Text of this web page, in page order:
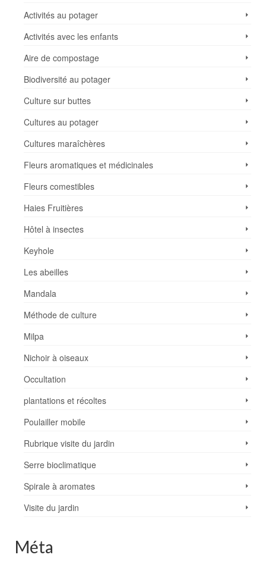
Activités au potager
Activités avec les enfants
Aire de compostage
Biodiversité au potager
Culture sur buttes
Cultures au potager
Cultures maraîchères
Fleurs aromatiques et médicinales
Fleurs comestibles
Haies Fruitières
Hôtel à insectes
Keyhole
Les abeilles
Mandala
Méthode de culture
Milpa
Nichoir à oiseaux
Occultation
plantations et récoltes
Poulailler mobile
Rubrique visite du jardin
Serre bioclimatique
Spirale à aromates
Visite du jardin
Méta